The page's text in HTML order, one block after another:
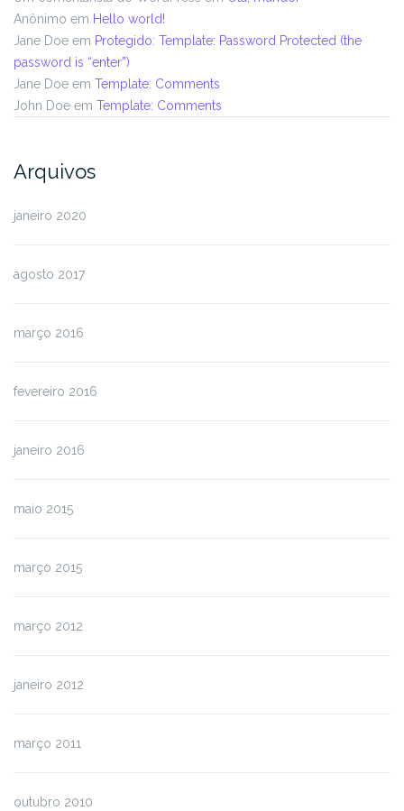
Anônimo em Hello world!
Jane Doe em Protegido: Template: Password Protected (the
password is “enter”)
Jane Doe em Template: Comments
John Doe em Template: Comments
Arquivos
janeiro 2020
agosto 2017
março 2016
fevereiro 2016
janeiro 2016
maio 2015
março 2015
março 2012
janeiro 2012
março 2011
outubro 2010